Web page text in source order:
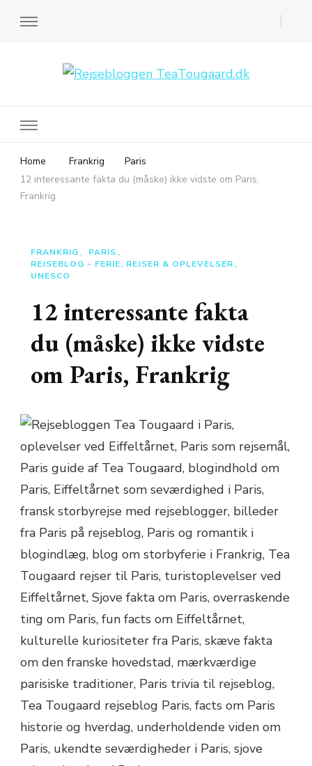
Home Frankrig
Paris
12 interessante fakta du (måske) ikke vidste om Paris,
Frankrig
FRANKRIG
PARIS
REJSEBLOG - FERIE, REJSER & OPLEVELSER
UNESCO
12 interessante fakta
du (måske) ikke vidste
om Paris, Frankrig